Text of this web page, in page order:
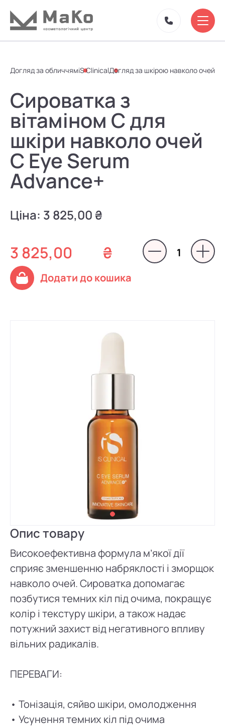
Догляд за обличчямiS ClinicalДогляд за шкірою навколо очей
Сироватка з
вітаміном C для
шкіри навколо очей
C Eye Serum
Advance+
Ціна: 3 825,00 ₴
3 825,00 ₴
Опис товару
Високоефективна формула м’якої дії
сприяє зменшенню набряклості і зморщок
навколо очей. Сироватка допомагає
позбутися темних кіл під очима, покращує
колір і текстуру шкіри, а також надає
потужний захист від негативного впливу
вільних радикалів.
ПЕРЕВАГИ:
• Тонізація, сяйво шкіри, омолодження
• Усунення темних кіл під очима